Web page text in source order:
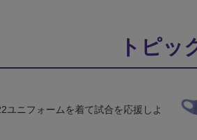
トピッ
ユニフォームを着て試合を応援しよ